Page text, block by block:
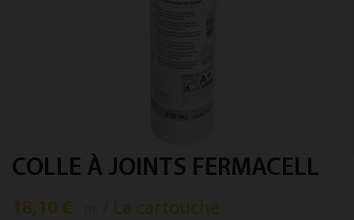
COLLE À JOINTS FERMACELL
18,10 € TTC / La cartouche